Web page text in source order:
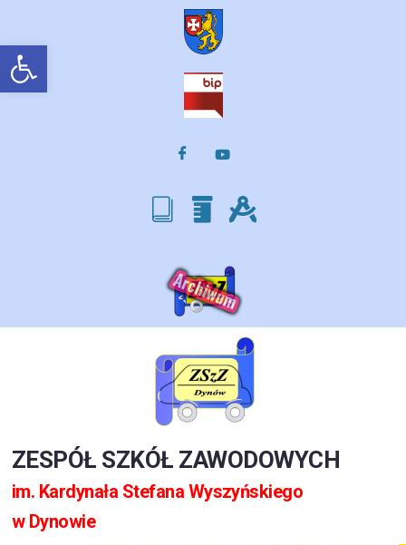
Otwórz pasek narzędzi
ZESPÓŁ SZKÓŁ ZAWODOWYCH
im. Kardynała Stefana Wyszyńskiego
w Dynowie